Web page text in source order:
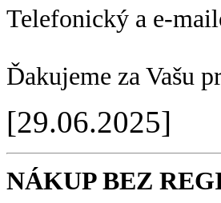
Telefonický a e-
Ďakujeme za Vašu
[29.06.2025]
NÁKUP BEZ